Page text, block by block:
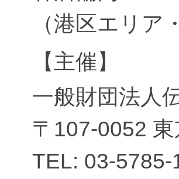
（港区エリ
【主催】
一般財団法人
〒107-0052
TEL: 03-